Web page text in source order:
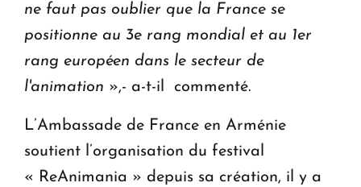
ne faut pas oublier que la France se
positionne au 3e rang mondial et au 1er
rang européen dans le secteur de
l'animation »,- a-t-il commenté.
L’Ambassade de France en Arménie
soutient l’organisation du festival
« ReAnimania » depuis sa création, il y a